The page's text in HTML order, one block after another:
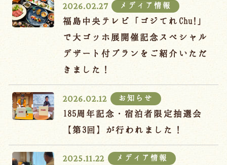
2026.02.27 メディア情報
福島中央テレビ「ゴジてれChu!」
で大ゴッホ展開催記念スペシャル
デザート付プランをご紹介いただ
きました！
2026.02.12 お知らせ
185周年記念・宿泊者限定抽選会
【第3回】が行われました！
2025.11.22 メディア情報
Follow us
024-542-2226
Language